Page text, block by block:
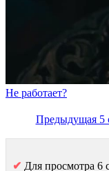
Не работает?
Предыдущая 5
✔ Для просмотра 6